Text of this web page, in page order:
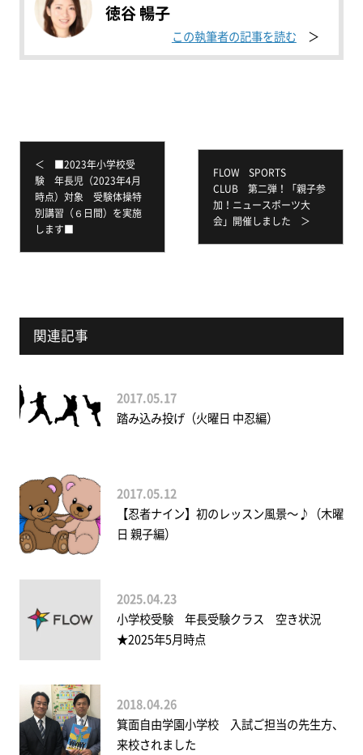
徳谷 暢子
この執筆者の記事を読む
＜ ■2023年小学校受
験 年長児（2023年4月
時点）対象 受験体操特
別講習（６日間）を実施
します■
FLOW SPORTS
CLUB 第二弾！「親子参
加！ニュースポーツ大
会」開催しました ＞
関連記事
2017.05.17
踏み込み投げ（火曜日 中忍編）
2017.05.12
【忍者ナイン】初のレッスン風景〜♪（木曜
日 親子編）
2025.04.23
小学校受験 年長受験クラス 空き状況
★2025年5月時点
2018.04.26
箕面自由学園小学校 入試ご担当の先生方、
来校されました